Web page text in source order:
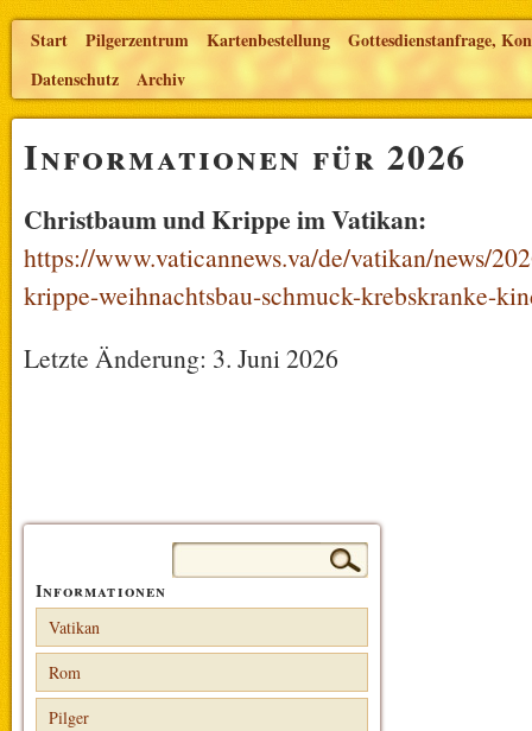
Start Pilgerzentrum Kartenbestellung
Gottesdienstanfrage,
Datenschutz
Archiv
Informationen für 2026
Christbaum und Krippe im Vatikan:
https://www.vaticannews.va/de/vatikan/news/
krippe-weihnachtsbau-schmuck-krebskranke-
Letzte Änderung: 3. Juni 2026
Suchen
Informationen
Vatikan
Rom
Pilger